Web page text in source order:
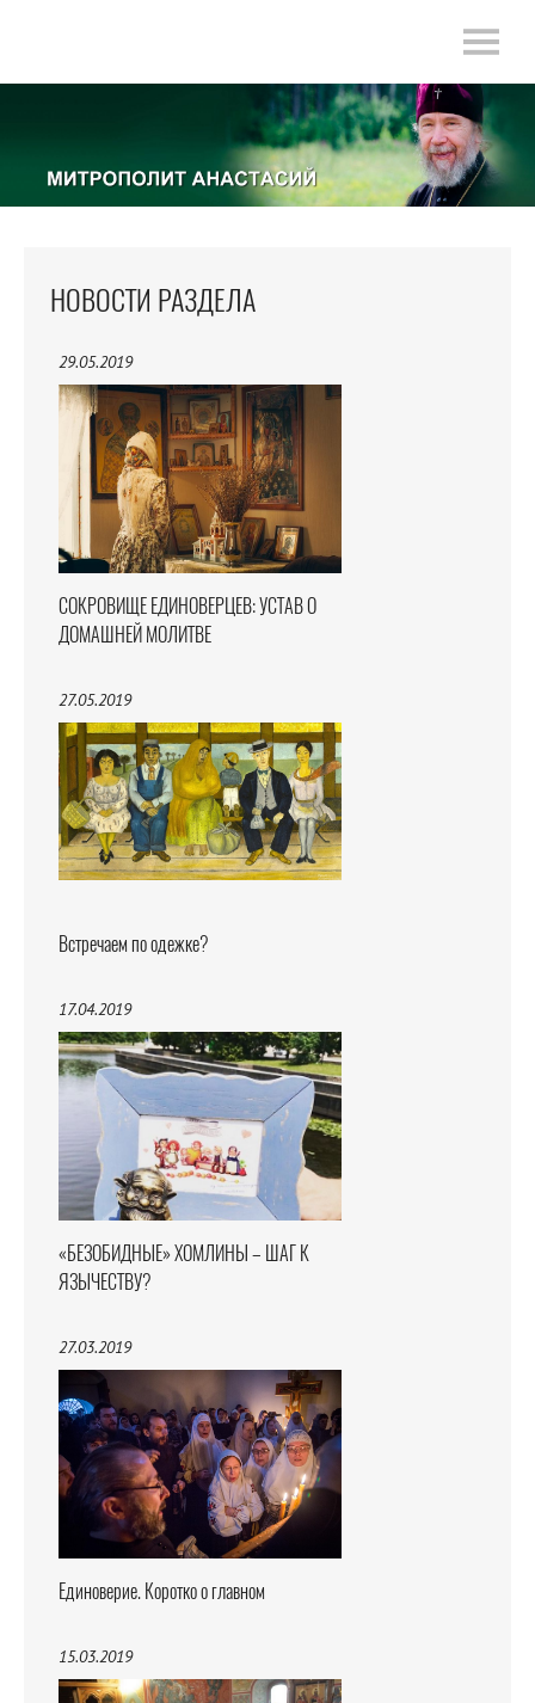
НОВОСТИ РАЗДЕЛА
29.05.2019
СОКРОВИЩЕ ЕДИНОВЕРЦЕВ: УСТАВ О
ДОМАШНЕЙ МОЛИТВЕ
27.05.2019
Встречаем по одежке?
17.04.2019
«БЕЗОБИДНЫЕ» ХОМЛИНЫ – ШАГ К
ЯЗЫЧЕСТВУ?
27.03.2019
Единоверие. Коротко о главном
15.03.2019